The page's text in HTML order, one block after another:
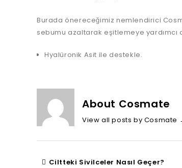
Burada önereceğimiz nemlendirici
sebumu azaltarak eşitlemeye yardımcı
Hyalüronik Asit ile destekle.
About Cosmate
View all posts by Cosmate
Ciltteki Sivilceler Nasıl Geçer?